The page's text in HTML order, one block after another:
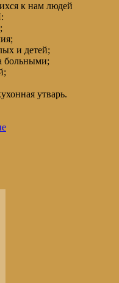
к нам людей
и детей;
больными;
утварь.